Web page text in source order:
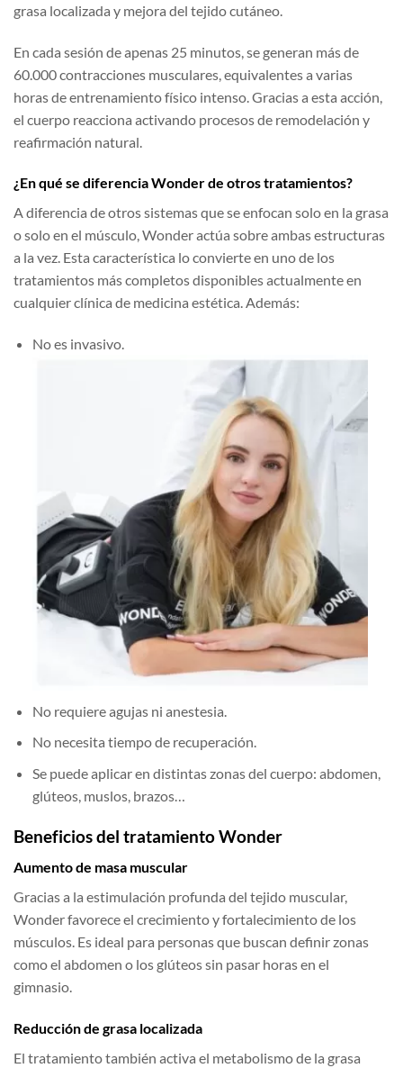
grasa localizada y mejora del tejido cutáneo.
En cada sesión de apenas 25 minutos, se generan más de
60.000 contracciones musculares, equivalentes a varias
horas de entrenamiento físico intenso. Gracias a esta acción,
el cuerpo reacciona activando procesos de remodelación y
reafirmación natural.
¿En qué se diferencia Wonder de otros tratamientos?
A diferencia de otros sistemas que se enfocan solo en la grasa
o solo en el músculo, Wonder actúa sobre ambas estructuras
a la vez. Esta característica lo convierte en uno de los
tratamientos más completos disponibles actualmente en
cualquier clínica de medicina estética. Además:
No es invasivo.
No requiere agujas ni anestesia.
No necesita tiempo de recuperación.
Se puede aplicar en distintas zonas del cuerpo: abdomen,
glúteos, muslos, brazos…
Beneficios del tratamiento Wonder
Aumento de masa muscular
Gracias a la estimulación profunda del tejido muscular,
Wonder favorece el crecimiento y fortalecimiento de los
músculos. Es ideal para personas que buscan definir zonas
como el abdomen o los glúteos sin pasar horas en el
gimnasio.
Reducción de grasa localizada
El tratamiento también activa el metabolismo de la grasa